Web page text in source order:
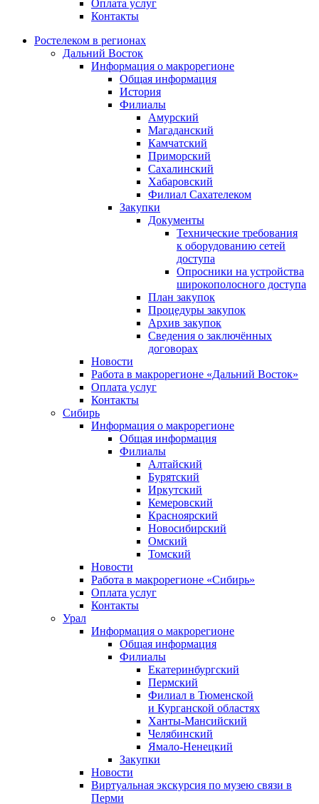
Оплата услуг
Контакты
Ростелеком в регионах
Дальний Восток
Информация о макрорегионе
Общая информация
История
Филиалы
Амурский
Магаданский
Камчатский
Приморский
Сахалинский
Хабаровский
Филиал Сахателеком
Закупки
Документы
Технические требования
к оборудованию сетей
доступа
Опросники на устройства
широкополосного доступа
План закупок
Процедуры закупок
Архив закупок
Сведения о заключённых
договорах
Новости
Работа в макрорегионе «Дальний Восток»
Оплата услуг
Контакты
Сибирь
Информация о макрорегионе
Общая информация
Филиалы
Алтайский
Бурятский
Иркутский
Кемеровский
Красноярский
Новосибирский
Омский
Томский
Новости
Работа в макрорегионе «Сибирь»
Оплата услуг
Контакты
Урал
Информация о макрорегионе
Общая информация
Филиалы
Екатеринбургский
Пермский
Филиал в Тюменской
и Курганской областях
Ханты-Мансийский
Челябинский
Ямало-Ненецкий
Закупки
Новости
Виртуальная экскурсия по музею связи в
Перми